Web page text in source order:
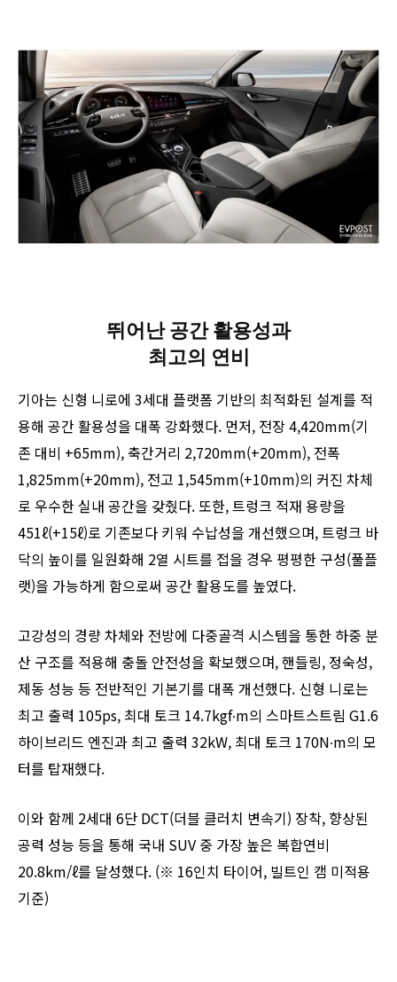
뛰어난 공간 활용성과
최고의 연비
기아는 신형 니로에 3세대 플랫폼 기반의 최적화된 설계를 적
용해 공간 활용성을 대폭 강화했다. 먼저, 전장 4,420mm(기
존 대비 +65mm), 축간거리 2,720mm(+20mm), 전폭
1,825mm(+20mm), 전고 1,545mm(+10mm)의 커진 차체
로 우수한 실내 공간을 갖췄다. 또한, 트렁크 적재 용량을
451ℓ(+15ℓ)로 기존보다 키워 수납성을 개선했으며, 트렁크 바
닥의 높이를 일원화해 2열 시트를 접을 경우 평평한 구성(풀플
랫)을 가능하게 함으로써 공간 활용도를 높였다.
고강성의 경량 차체와 전방에 다중골격 시스템을 통한 하중 분
산 구조를 적용해 충돌 안전성을 확보했으며, 핸들링, 정숙성,
제동 성능 등 전반적인 기본기를 대폭 개선했다. 신형 니로는
최고 출력 105ps, 최대 토크 14.7kgf∙m의 스마트스트림 G1.6
하이브리드 엔진과 최고 출력 32kW, 최대 토크 170N∙m의 모
터를 탑재했다.
이와 함께 2세대 6단 DCT(더블 클러치 변속기) 장착, 향상된
공력 성능 등을 통해 국내 SUV 중 가장 높은 복합연비
20.8km/ℓ를 달성했다. (※ 16인치 타이어, 빌트인 캠 미적용
기준)